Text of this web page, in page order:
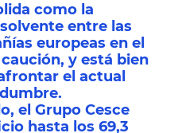
como la
entre las
europeas en el
y está bien
el actual
el Grupo Cesce
hasta los 69,3